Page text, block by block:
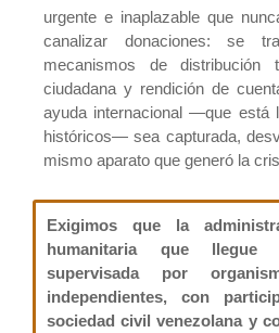
urgente e inaplazable que
canalizar donaciones: se
mecanismos de distribución
ciudadana y rendición de
ayuda internacional —que está
históricos— sea capturada,
mismo aparato que generó la
Exigimos que la
humanitaria que llegue
supervisada por
independientes, con
sociedad civil venezolana y